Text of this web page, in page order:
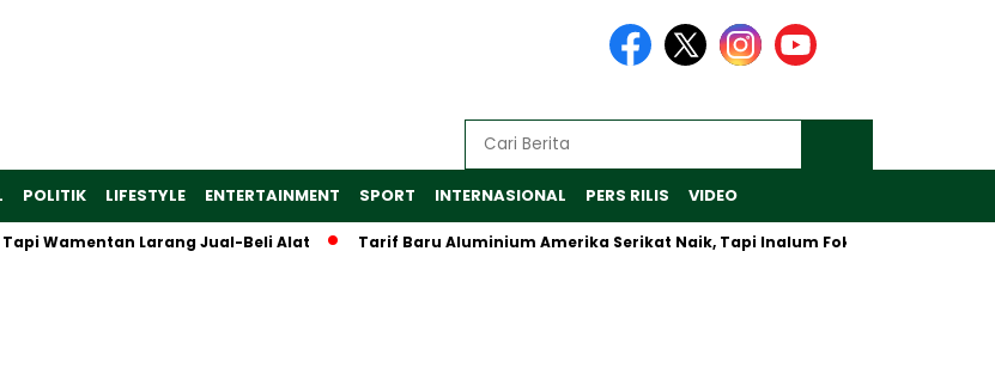
POLITIK LIFESTYLE ENTERTAINMENT SPORT INTERNASIONAL PERS RILIS VIDEO
Wamentan Larang Jual-Beli Alat Tarif Baru Aluminium Amerika Serikat Naik, Tapi Inalum Fokus Antisipasi Pasar